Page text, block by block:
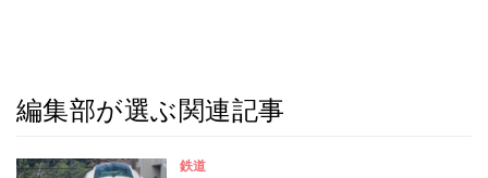
編集部が選ぶ関連記事
鉄道